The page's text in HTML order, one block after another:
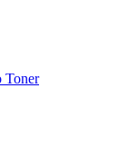
Toner